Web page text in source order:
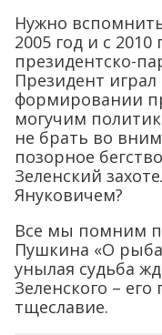
Нужно
2005 год и с
президентско-
Президент
формировании
могучим
не брать во
позорное
Зеленский
Януковичем?
Все мы помним
Пушкина «О
унылая судьба
Зеленского –
тщеславие.